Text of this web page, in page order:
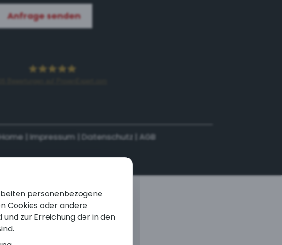
Anfrage senden
| Impressum | Datenschutz | AGB
personenbezogene
Cookies oder andere
zur Erreichung der in den